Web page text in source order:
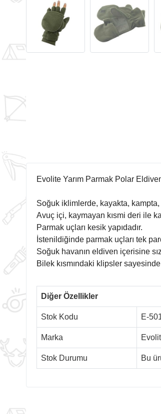
Evolite Yarım Parmak Polar
Soğuk iklimlerde, kayakta,
Avuç içi, kaymayan kısmi deri ile
Parmak uçları kesik yapıdadır.
İstenildiğinde parmak uçları tek
Soğuk havanın eldiven içerisine
Bilek kısmındaki klipsler
Diğer Özellikler
Stok Kodu E-
Marka
Stok Durumu Bu